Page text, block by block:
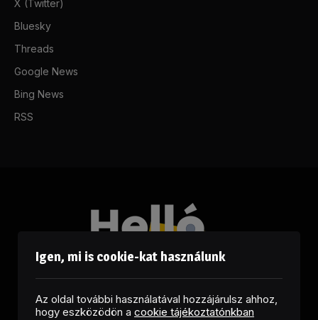
X (Twitter)
Bluesky
Threads
Google News
Bing News
RSS
Igen, mi is cookie-kat használunk
Az oldal további használatával hozzájárulsz ahhoz,
hogy eszközödön a cookie tájékoztatónkban